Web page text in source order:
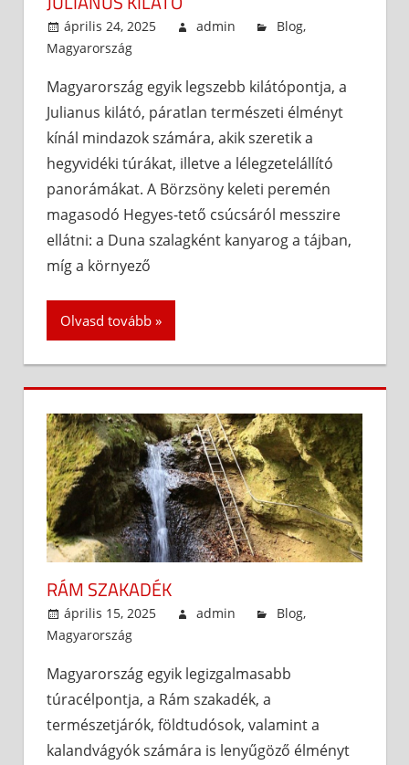
április 24, 2025 admin Blog,
Magyarország
Magyarország egyik legszebb kilátópontja, a
Julianus kilátó, páratlan természeti élményt
kínál mindazok számára, akik szeretik a
hegyvidéki túrákat, illetve a lélegzetelállító
panorámákat. A Börzsöny keleti peremén
magasodó Hegyes-tető csúcsáról messzire
ellátni: a Duna szalagként kanyarog a tájban,
míg a környező
Olvasd tovább
RÁM SZAKADÉK
április 15, 2025 admin Blog,
Magyarország
Magyarország egyik legizgalmasabb
túracélpontja, a Rám szakadék, a
természetjárók, földtudósok, valamint a
kalandvágyók számára is lenyűgöző élményt